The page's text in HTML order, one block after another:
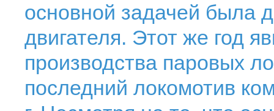
основной задачей была
двигателя. Этот же год
производства паровых
последний локомотив